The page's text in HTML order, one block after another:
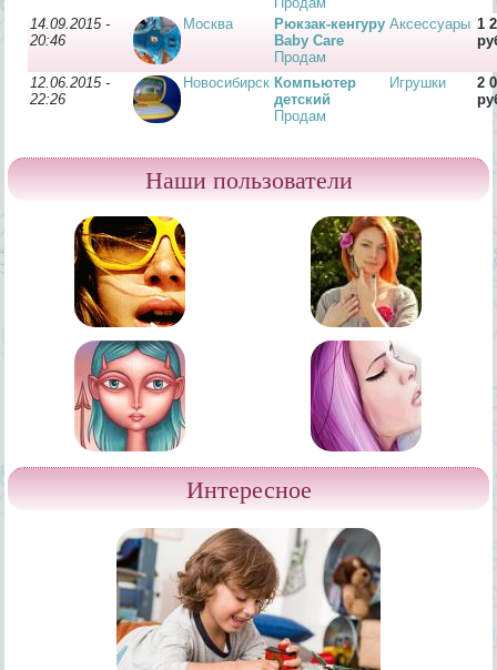
14.09.2015 -
20:46
Москва
Рюкзак-кенгуру
Baby Care
Продам
Аксессуары 1
12.06.2015 -
22:26
Новосибирск Компьютер
детский
Продам
Игрушки
2
Наши пользователи
Интересное